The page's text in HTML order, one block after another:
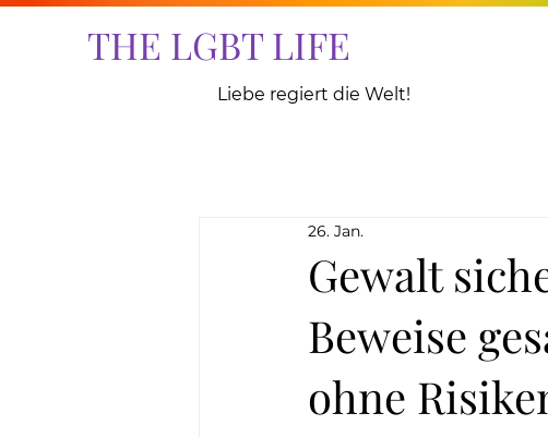
THE LGBT LIFE
Liebe regiert die Welt!
Gewalt
Beweise
ohne
26. Jan.